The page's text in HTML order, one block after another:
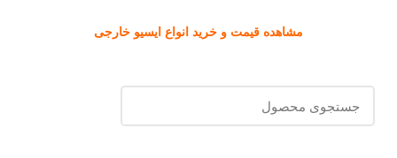
مشاهده قیمت و خرید انواع ایسیو خارجی